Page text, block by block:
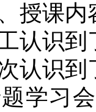
授课
认识
认识
习会